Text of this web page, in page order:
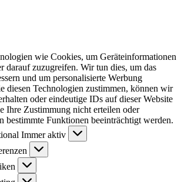
wie Cookies, um Geräteinformationen
darauf zuzugreifen. Wir tun dies, um das
und um personalisierte Werbung
diesen Technologien zustimmen, können wir
oder eindeutige IDs auf dieser Website
Ihre Zustimmung nicht erteilen oder
bestimmte Funktionen beeinträchtigt werden.
Immer aktiv